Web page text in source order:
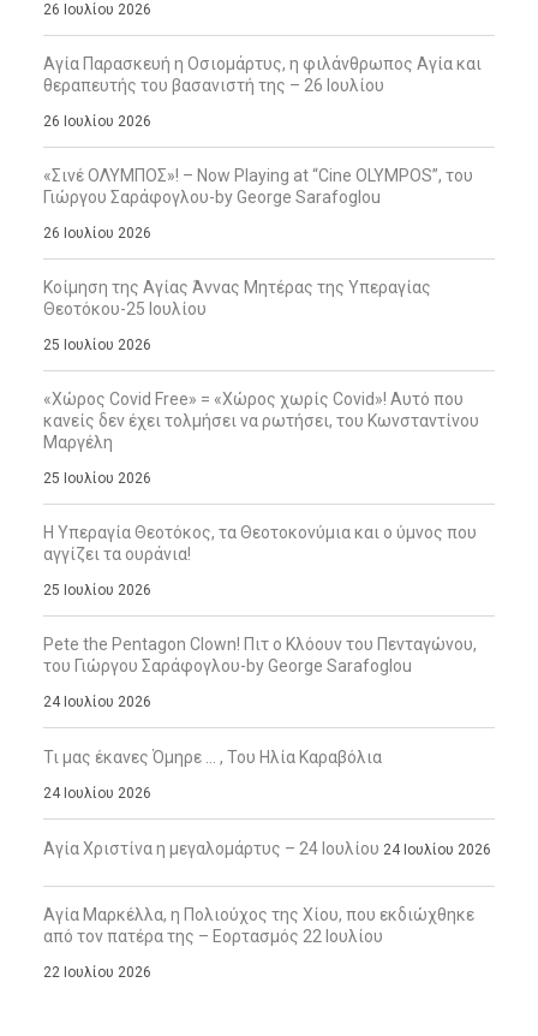
26 Ιουλίου 2026
Αγία Παρασκευή η Οσιομάρτυς, η φιλάνθρωπος Αγία και
θεραπευτής του βασανιστή της – 26 Ιουλίου
26 Ιουλίου 2026
«Σινέ ΟΛΥΜΠΟΣ»! – Now Playing at “Cine OLYMPOS”, του
Γιώργου Σαράφογλου-by George Sarafoglou
26 Ιουλίου 2026
Κοίμηση της Αγίας Άννας Μητέρας της Υπεραγίας
Θεοτόκου-25 Ιουλίου
25 Ιουλίου 2026
«Χώρος Covid Free» = «Χώρος χωρίς Covid»! Αυτό που
κανείς δεν έχει τολμήσει να ρωτήσει, του Κωνσταντίνου
Μαργέλη
25 Ιουλίου 2026
Η Υπεραγία Θεοτόκος, τα Θεοτοκονύμια και ο ύμνος που
αγγίζει τα ουράνια!
25 Ιουλίου 2026
Pete the Pentagon Clown! Πιτ ο Κλόουν του Πενταγώνου,
του Γιώργου Σαράφογλου-by George Sarafoglou
24 Ιουλίου 2026
Τι μας έκανες Όμηρε … , Του Ηλία Καραβόλια
24 Ιουλίου 2026
Αγία Χριστίνα η μεγαλομάρτυς – 24 Ιουλίου 24 Ιουλίου 2026
Αγία Μαρκέλλα, η Πολιούχος της Χίου, που εκδιώχθηκε
από τον πατέρα της – Εορτασμός 22 Ιουλίου
22 Ιουλίου 2026